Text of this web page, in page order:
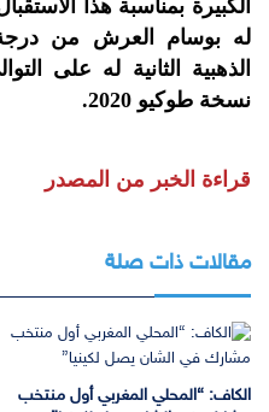
الكبيرة بمناسبة هذا
له بوسام العرش من درجة
الذهبية الثانية له على
نسخة طوكيو 2020.
قراءة الخبر من المصدر
مقالات ذات صلة
الكاف: “المحلي المغربي أول منتخب